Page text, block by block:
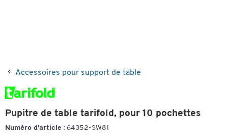
Accessoires pour support de table
Pupitre de table tarifold, pour 10 pochettes
Numéro d'article : 64352-SW81